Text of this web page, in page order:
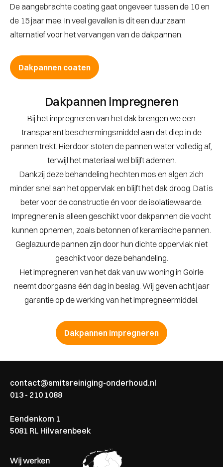
De aangebrachte coating gaat ongeveer tussen de 10 en
de 15 jaar mee. In veel gevallen is dit een duurzaam
alternatief voor het vervangen van de dakpannen.
Dakpannen coaten
Dakpannen impregneren
Bij het impregneren van het dak brengen we een
transparant beschermingsmiddel aan dat diep in de
pannen trekt. Hierdoor stoten de pannen water volledig af,
terwijl het materiaal wel blijft ademen.
Dankzij deze behandeling hechten mos en algen zich
minder snel aan het oppervlak en blijft het dak droog. Dat is
beter voor de constructie én voor de isolatiewaarde.
Impregneren is alleen geschikt voor dakpannen die vocht
kunnen opnemen, zoals betonnen of keramische pannen.
Geglazuurde pannen zijn door hun dichte oppervlak niet
geschikt voor deze behandeling.
Het impregneren van het dak van uw woning in Goirle
neemt doorgaans één dag in beslag. Wij geven acht jaar
garantie op de werking van het impregneermiddel.
Dakpannen impregneren
contact@smitsreiniging-onderhoud.nl
013 - 210 1088
Eendenkom 1
5081 RL Hilvarenbeek